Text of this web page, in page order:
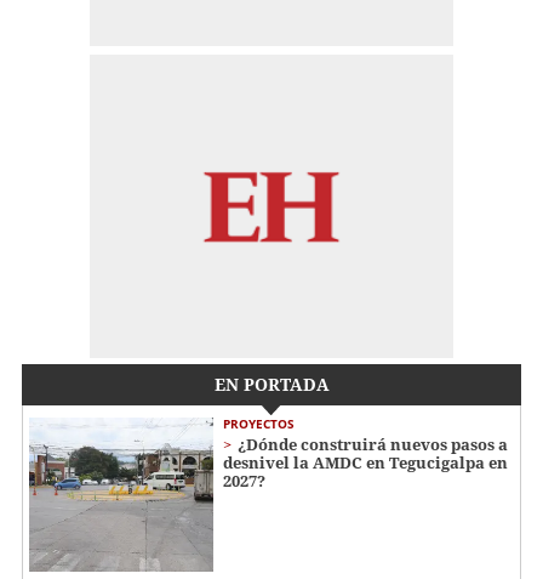
EN PORTADA
PROYECTOS
¿Dónde construirá nuevos pasos a
desnivel la AMDC en Tegucigalpa en
2027?